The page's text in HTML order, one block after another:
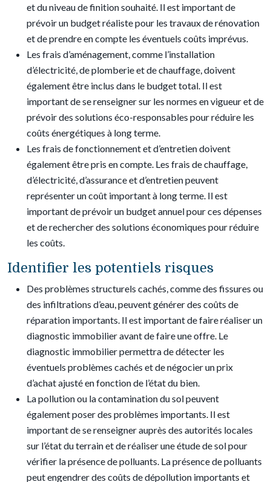
et du niveau de finition souhaité. Il est important de
prévoir un budget réaliste pour les travaux de rénovation
et de prendre en compte les éventuels coûts imprévus.
Les frais d’aménagement, comme l’installation
d’électricité, de plomberie et de chauffage, doivent
également être inclus dans le budget total. Il est
important de se renseigner sur les normes en vigueur et de
prévoir des solutions éco-responsables pour réduire les
coûts énergétiques à long terme.
Les frais de fonctionnement et d’entretien doivent
également être pris en compte. Les frais de chauffage,
d’électricité, d’assurance et d’entretien peuvent
représenter un coût important à long terme. Il est
important de prévoir un budget annuel pour ces dépenses
et de rechercher des solutions économiques pour réduire
les coûts.
Identifier les potentiels risques
Des problèmes structurels cachés, comme des fissures ou
des infiltrations d’eau, peuvent générer des coûts de
réparation importants. Il est important de faire réaliser un
diagnostic immobilier avant de faire une offre. Le
diagnostic immobilier permettra de détecter les
éventuels problèmes cachés et de négocier un prix
d’achat ajusté en fonction de l’état du bien.
La pollution ou la contamination du sol peuvent
également poser des problèmes importants. Il est
important de se renseigner auprès des autorités locales
sur l’état du terrain et de réaliser une étude de sol pour
vérifier la présence de polluants. La présence de polluants
peut engendrer des coûts de dépollution importants et